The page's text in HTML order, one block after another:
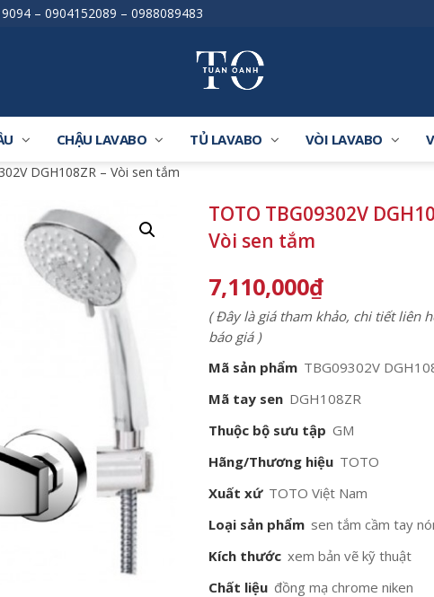
– 0904152089 – 0988089483
CHẬU LAVABO TỦ LAVABO VÒI LAVABO
DGH108ZR – Vòi sen tắm
TOTO TBG09302V
Vòi sen tắm
7,110,000₫
( Đây là giá tham khảo, chi tiết liên
báo giá )
Mã sản phẩm TBG09302V
Mã tay sen DGH108ZR
Thuộc bộ sưu tập GM
Hãng/Thương hiệu TOTO
Xuất xứ TOTO Việt Nam
Loại sản phẩm sen tắm cầm tay
Kích thước xem bản vẽ kỹ thuật
Chất liệu đồng mạ chrome niken